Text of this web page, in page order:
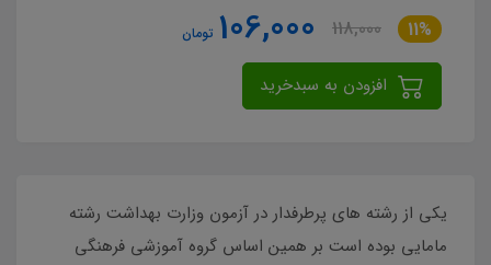
11%
118,000
106,000 تومان
یکی از رشته های پرطرفدار در آزمون وزارت بهداشت رشته
مامایی بوده است بر همین اساس گروه آموزشی فرهنگی